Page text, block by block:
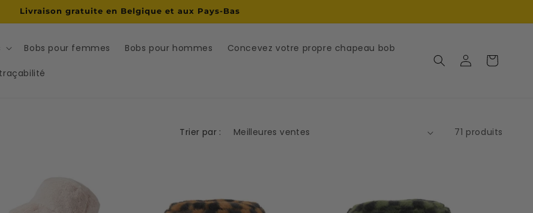
Livraison gratuite en Belgique et aux Pays-Bas
Bobs pour femmes Bobs pour hommes Concevez votre propre chapeau bob
ConnexionPanier
Trier par : 71 produits